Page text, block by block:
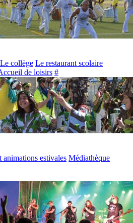
Le collège Le restaurant scolaire
de loisirs #
animations estivales Médiathèque